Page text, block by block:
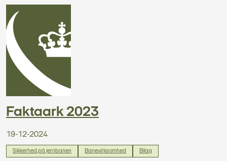
Faktaark 2023
19-12-2024
Sikkerhed på jernbanen Banevirksomhed Bilag